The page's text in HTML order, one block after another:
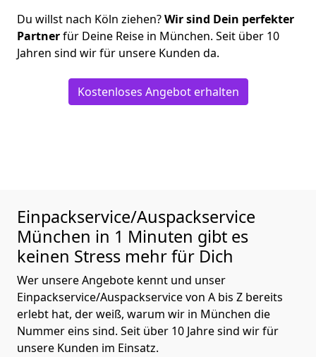
Du willst nach Köln ziehen?Wir sind Dein perfekter
Partnerfür Deine Reise in München. Seit über 10
Jahren sind wir für unsere Kunden da.
Kostenloses Angebot erhalten
Einpackservice/Auspackservice
München in 1 Minuten gibt es
keinen Stress mehr für Dich
Wer unsere Angebote kennt und unser
Einpackservice/Auspackservice von A bis Z bereits
erlebt hat, der weiß, warum wir in München die
Nummer eins sind. Seit über 10 Jahre sind wir für
unsere Kunden im Einsatz.